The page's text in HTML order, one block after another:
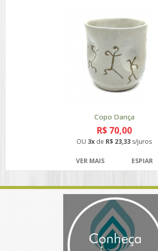
Copo Dança
R$ 70,00
OU 3x de R$ 23,33 s/juros
VER MAIS ESPIAR